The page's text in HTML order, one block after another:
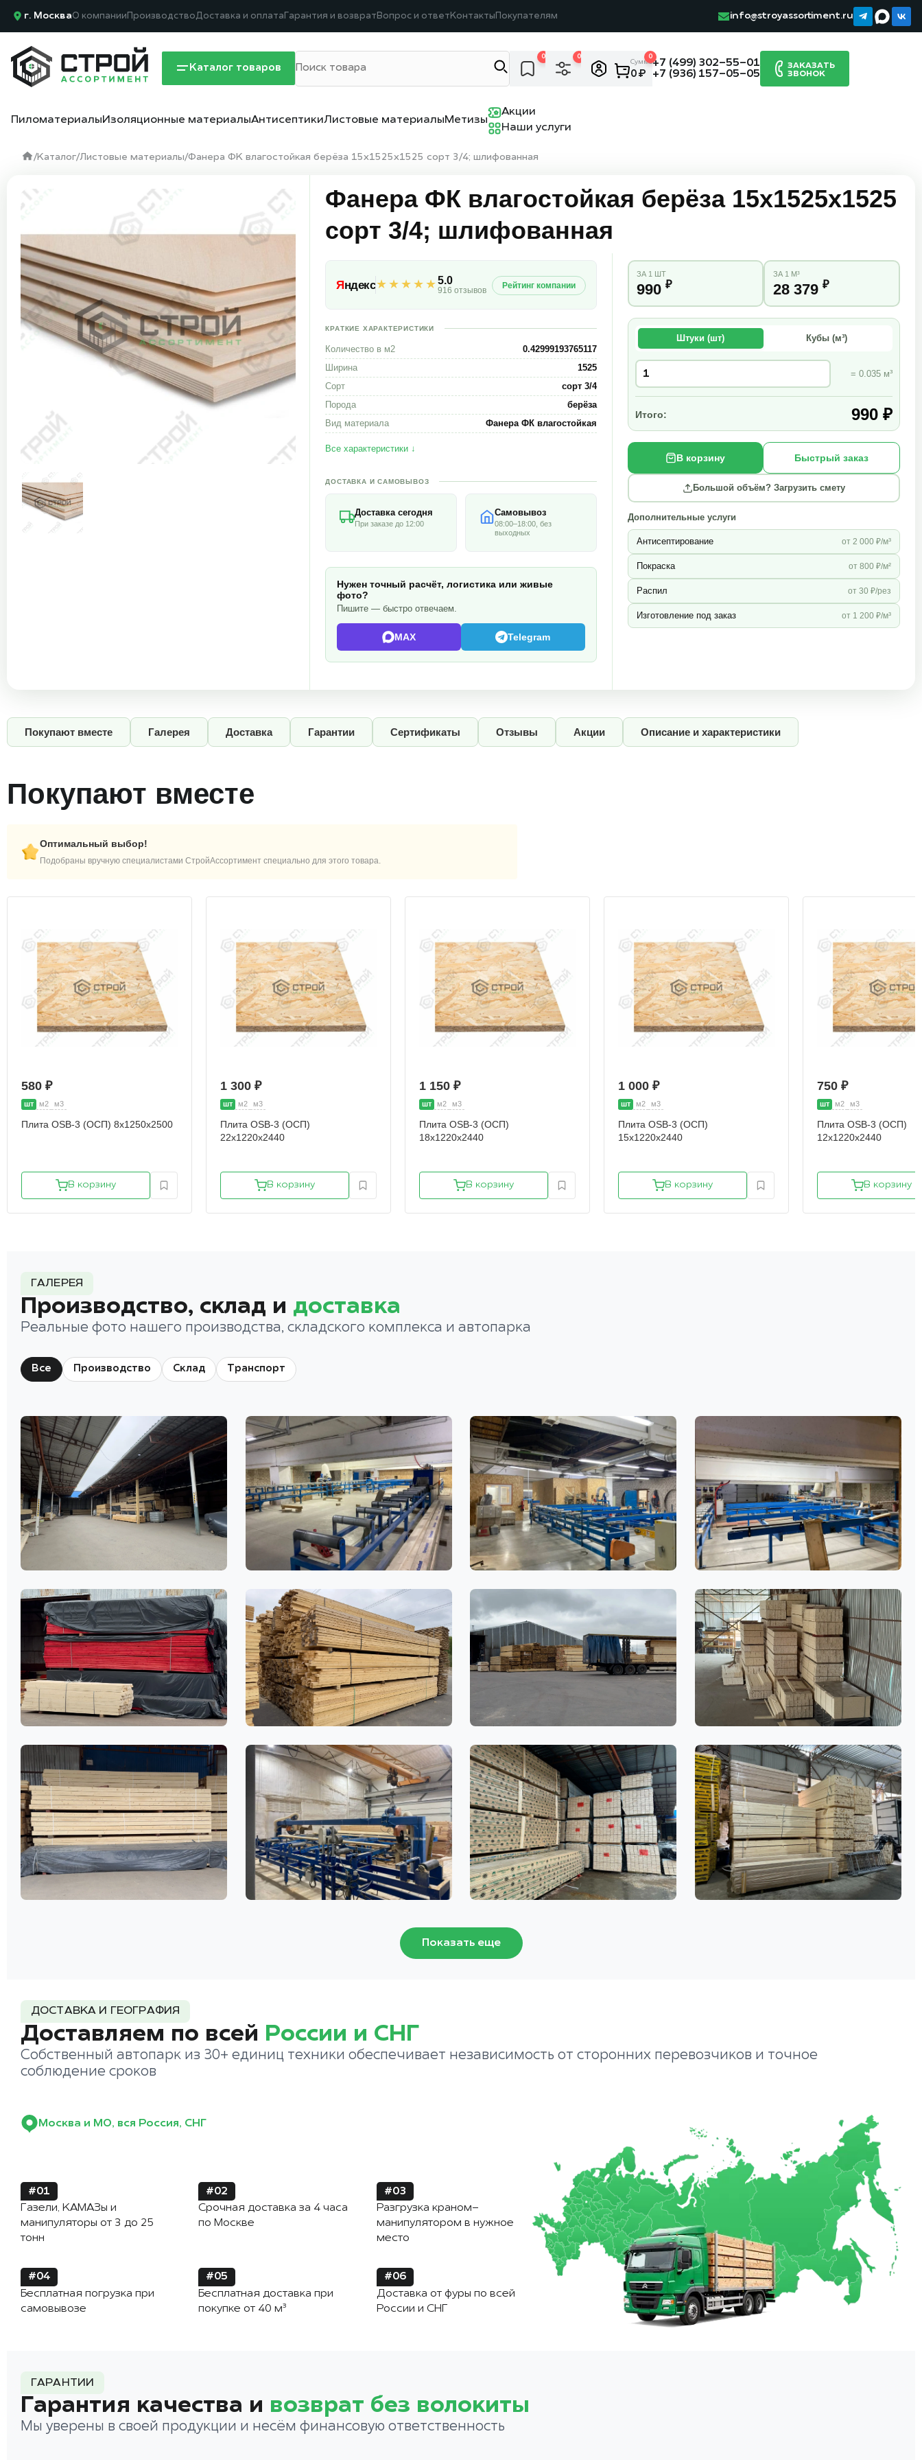
г. МоскваО компании ПроизводствоДоставка и оплата Гарантия и возврат Вопрос и ответ Контакты Покупателям info@stroyassortiment.ru
Каталог товаров
0 0 0
Сумма:
0 ₽
+7 (499) 302-55-01
+7 (936) 157-05-05
ЗАКАЗАТЬ
ЗВОНОК
ПиломатериалыИзоляционные материалыАнтисептикиЛистовые материалыМетизы
Акции
Наши услуги
/Каталог/Листовые материалы/Фанера ФК влагостойкая берёза 15х1525х1525 сорт 3/4; шлифованная
Фанера ФК влагостойкая берёза 15х1525х1525
сорт 3/4; шлифованная
Яндекс★★★★★5.0
916 отзывов Рейтинг компании
КРАТКИЕ ХАРАКТЕРИСТИКИ
Количество в м2
0.42999193765117
Ширина
1525
Сорт
сорт 3/4
Порода
берёза
Вид материала
Фанера ФК влагостойкая
Все характеристики ↓
ЗА 1 ШТ
990₽
ЗА 1 М³
28 379 ₽
Штуки (шт) Кубы (м³)
= 0.035 м³
Итого: 990 ₽
В корзину Быстрый заказ
Большой объём? Загрузить смету
Дополнительные услуги
Антисептирование от 2 000 ₽/м³
Покраска от 800 ₽/м²
Распил от 30 ₽/рез
Изготовление под заказ от 1 200 ₽/м³
ДОСТАВКА И САМОВЫВОЗ
Доставка сегодня
При заказе до 12:00
Самовывоз
08:00–18:00, без
выходных
Нужен точный расчёт, логистика или живые
фото?
Пишите — быстро отвечаем.
MAX Telegram
Покупают вместе Галерея Доставка Гарантии Сертификаты Отзывы Акции Описание и характеристики
Покупают вместе
Оптимальный выбор!
Подобраны вручную специалистами СтройАссортимент специально для этого товара.
580 ₽
шт м2 м3
Плита OSB-3 (ОСП) 8х1250х2500
В корзину
1 300 ₽
шт м2 м3
Плита OSB-3 (ОСП)
22х1220х2440
В корзину
1 150 ₽
шт м2 м3
Плита OSB-3 (ОСП)
18х1220х2440
В корзину
1 000 ₽
шт м2 м3
Плита OSB-3 (ОСП)
15х1220х2440
В корзину
750 ₽
шт м2 м3
Плита OSB-3 (ОСП)
12х1220х2440
В корзину
ГАЛЕРЕЯ
Производство, склад и доставка
Реальные фото нашего производства, складского комплекса и автопарка
Все Производство Склад Транспорт
Показать еще
ДОСТАВКА И ГЕОГРАФИЯ
Доставляем по всей России и СНГ
Собственный автопарк из 30+ единиц техники обеспечивает независимость от сторонних перевозчиков и точное
соблюдение сроков
Москва и МО, вся Россия, СНГ
#01
Газели, КАМАЗы и
манипуляторы от 3 до 25
тонн
#02
Срочная доставка за 4 часа
по Москве
#03
Разгрузка краном-
манипулятором в нужное
место
#04
Бесплатная погрузка при
самовывозе
#05
Бесплатная доставка при
покупке от 40 м³
#06
Доставка от фуры по всей
России и СНГ
ГАРАНТИИ
Гарантия качества и возврат без волокиты
Мы уверены в своей продукции и несём финансовую ответственность